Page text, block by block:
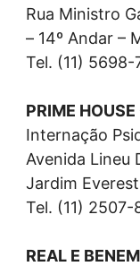
Rua Ministro
– 14º Andar –
Tel. (11) 5698-
PRIME
Internação
Avenida Lineu
Jardim
Tel. (11)
REAL E